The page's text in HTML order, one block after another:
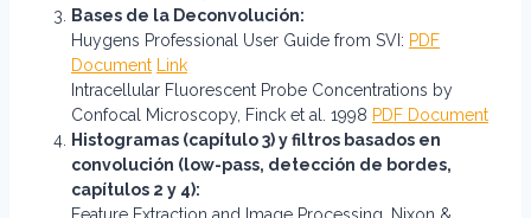
Bases de la Deconvolución:
Huygens Professional User Guide from SVI: PDF
Document Link
Intracellular Fluorescent Probe Concentrations by
Confocal Microscopy, Finck et al. 1998 PDF Document
Histogramas (capítulo 3) y filtros basados en
convolución (low-pass, detección de bordes,
capítulos 2 y 4):